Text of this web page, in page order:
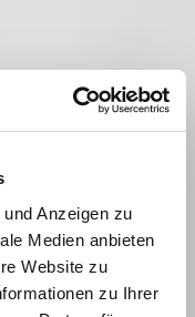
Anzeigen zu
Medien anbieten
Website zu
zu Ihrer